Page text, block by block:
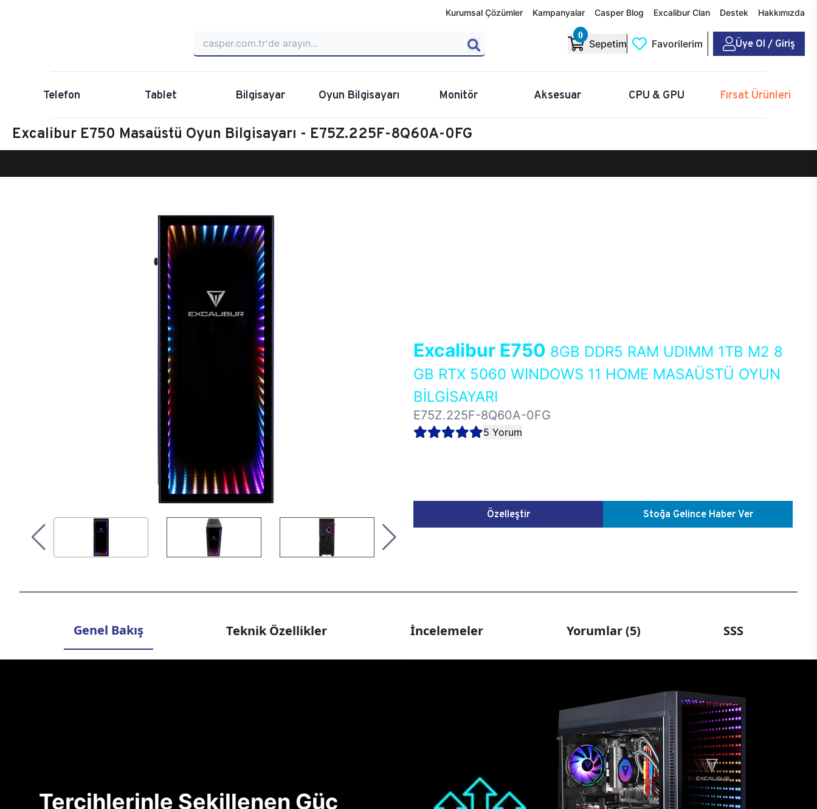
Kurumsal Çözümler Kampanyalar Casper Blog Excalibur Clan Destek Hakkımızda
0
Sepetim Favorilerim Üye Ol / Giriş
Telefon Tablet Bilgisayar Oyun Bilgisayarı Monitör Aksesuar CPU & GPU Fırsat Ürünleri
Excalibur E750 Masaüstü Oyun Bilgisayarı - E75Z.225F-8Q60A-0FG
Excalibur E750 8GB DDR5 RAM UDIMM 1TB M2 8
GB RTX 5060 WINDOWS 11 HOME MASAÜSTÜ OYUN
BİLGİSAYARI
E75Z.225F-8Q60A-0FG
5 Yorum
Özelleştir Stoğa Gelince Haber Ver
Genel Bakış Teknik Özellikler İncelemeler Yorumlar (5) SSS
Tercihlerinle Şekillenen Güç